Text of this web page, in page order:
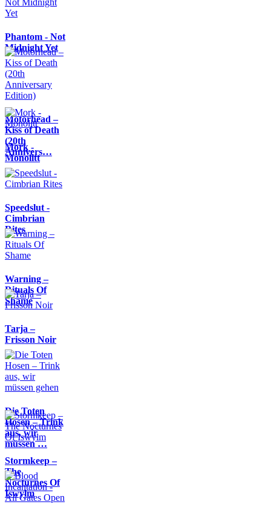
Phantom - Not
Midnight Yet
Motörhead –
Kiss of Death
(20th
Annivers…
Mork -
Monolitt
Speedslut -
Cimbrian
Rites
Warning –
Rituals Of
Shame
Tarja –
Frisson Noir
Die Toten
Hosen – Trink
aus, wir
müssen …
Stormkeep –
The
Nocturnes Of
Iswylm